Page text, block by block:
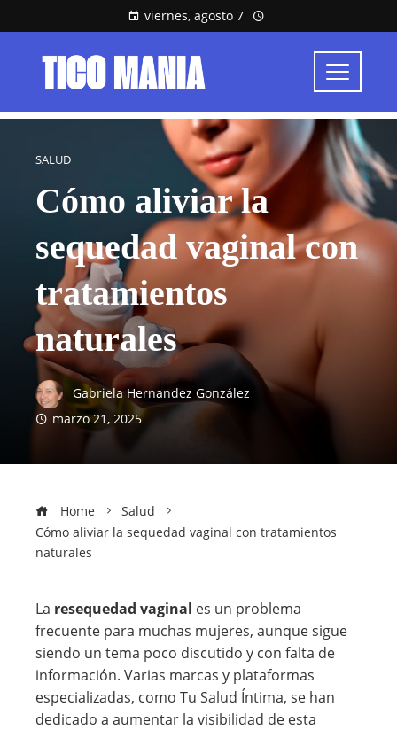
viernes, agosto 7
SALUD
Cómo aliviar la
sequedad vaginal con
tratamientos
naturales
Gabriela Hernandez González
marzo 21, 2025
Home
Salud
Cómo aliviar la sequedad vaginal con tratamientos
naturales
La resequedad vaginal es un problema
frecuente para muchas mujeres, aunque sigue
siendo un tema poco discutido y con falta de
información. Varias marcas y plataformas
especializadas, como Tu Salud Íntima, se han
dedicado a aumentar la visibilidad de esta